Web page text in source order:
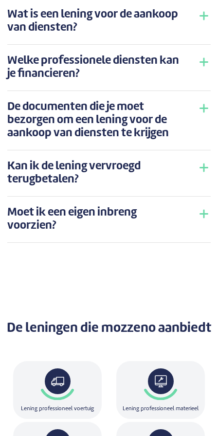
Wat is een lening voor de aankoop
van diensten?
Welke professionele diensten kan
je financieren?
De documenten die je moet
bezorgen om een lening voor de
aankoop van diensten te krijgen
Kan ik de lening vervroegd
terugbetalen?
Moet ik een eigen inbreng
voorzien?
De leningen die mozzeno aanbiedt
Lening professioneel voertuig Lening professioneel materieel